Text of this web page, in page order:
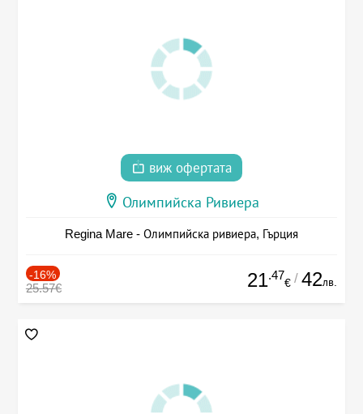
виж офертата
Олимпийска Ривиера
Regina Mare - Олимпийска ривиера, Гърция
-16%
25.57€ 21.47
€ / 42лв.